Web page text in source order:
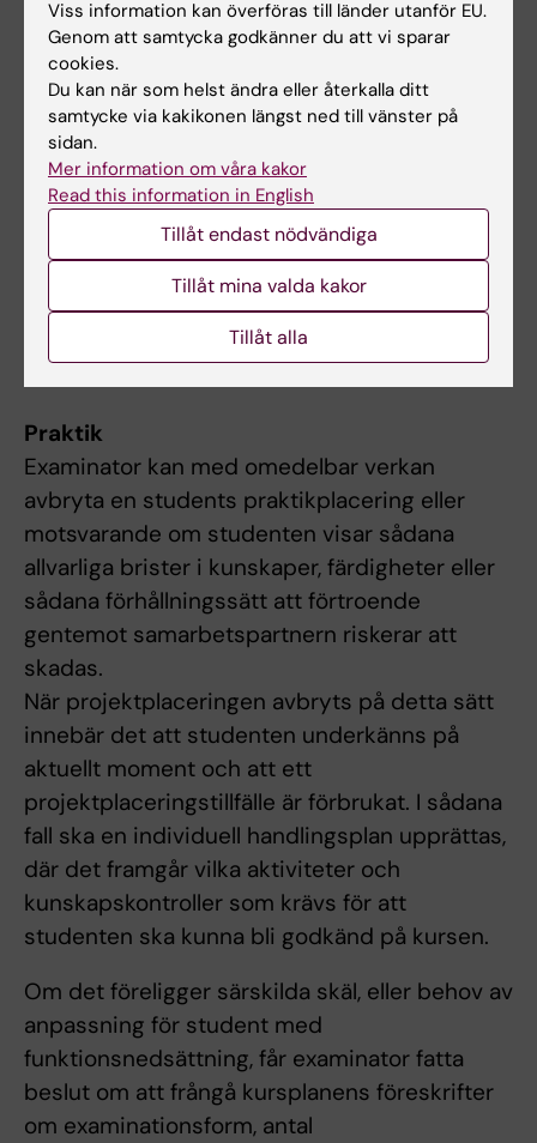
Begränsning av antal examinationer
De studenter som ej är godkända efter
ordinarie praktiktillfälle samt projektarbete har
rätt att revidera och lämna in rapporten
och/eller muntligt redovisa vid ytterligare fem
tillfällen. Om studenten genomfört sex
underkända inlämnade versioner av
projektrapporten ges inte något ytterligare
examinationstillfälle eller någon ny kursplats.
Som inlämning räknas de gånger studenten
lämnat in en reviderad version av rapporten
Praktik
Examinator kan med omedelbar verkan
avbryta en students praktikplacering eller
motsvarande om studenten visar sådana
allvarliga brister i kunskaper, färdigheter eller
sådana förhållningssätt att förtroende
gentemot samarbetspartnern riskerar att
skadas.
När projektplaceringen avbryts på detta sätt
innebär det att studenten underkänns på
aktuellt moment och att ett
projektplaceringstillfälle är förbrukat. I sådana
fall ska en individuell handlingsplan upprättas,
där det framgår vilka aktiviteter och
kunskapskontroller som krävs för att
studenten ska kunna bli godkänd på kursen.
Om det föreligger särskilda skäl, eller behov av
anpassning för student med
funktionsnedsättning, får examinator fatta
beslut om att frångå kursplanens föreskrifter
om examinationsform, antal
Viss information kan överföras till länder utanför EU.
Genom att samtycka godkänner du att vi sparar
cookies.
Du kan när som helst ändra eller återkalla ditt
samtycke via kakikonen längst ned till vänster på
sidan.
Mer information om våra kakor
Read this information in English
Tillåt endast nödvändiga
Tillåt mina valda kakor
Tillåt alla